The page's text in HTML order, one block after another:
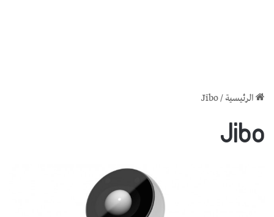
الرئيسية/
Jibo
Jibo